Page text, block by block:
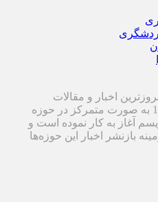
اخبار و مقالات
گردشگری و تفریحی از سال 1389 به صورت متمرکز در حوزه
آغاز به کار نموده است و
بازنشر اخبار این حوزه‌ها